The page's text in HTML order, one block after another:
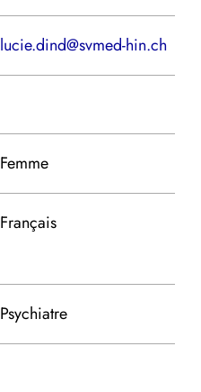
lucie.dind@svmed-hin.ch
Femme
Français
Psychiatre